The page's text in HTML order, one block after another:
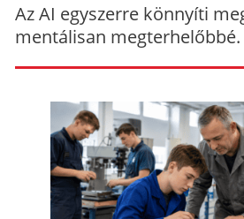
Az AI egyszerre könnyíti
mentálisan megterhelőbbé.